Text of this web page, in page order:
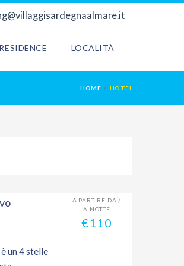
RESIDENCE LOCALITÀ
HOME HOTEL
A PARTIRE DA /
A NOTTE
€110
un 4 stelle